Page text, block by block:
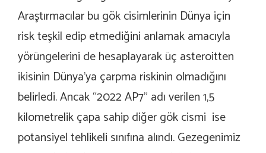
Araştırmacılar bu gök cisimlerinin Dünya için
risk teşkil edip etmediğini anlamak amacıyla
yörüngelerini de hesaplayarak üç asteroitten
ikisinin Dünya’ya çarpma riskinin olmadığını
belirledi. Ancak “2022 AP7” adı verilen 1,5
kilometrelik çapa sahip diğer gök cismi ise
potansiyel tehlikeli sınıfına alındı. Gezegenimiz